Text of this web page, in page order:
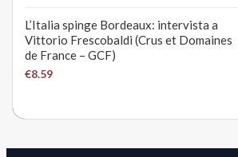
L’Italia spinge Bordeaux: intervista a
Vittorio Frescobaldi (Crus et Domaines
de France – GCF)
€8.59